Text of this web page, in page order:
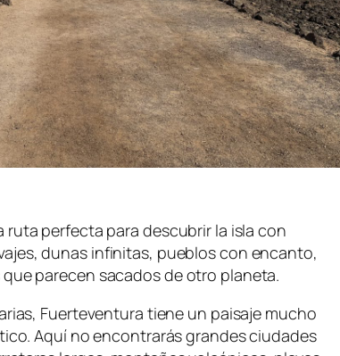
ruta perfecta para descubrir la isla con
dunas infinitas, pueblos con encanto,
parecen sacados de otro planeta.
Fuerteventura tiene un paisaje mucho
Aquí no encontrarás grandes ciudades